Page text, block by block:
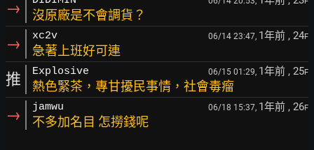
→ 沒原廠是不會調貨？
→ xc2v 06/14 23:47, 1年前 , 24F
急著上班好可連
推 Explosive 06/15 01:29, 1年前 , 25F
熱色緊茶，專甘擾民事情，社會毒瘤
→ jamwu 06/18 15:37, 1年前 , 26F
不多加名目 怎撈錢呢